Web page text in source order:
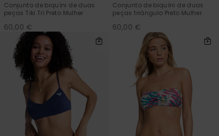
Conjunto de biquíni de duas
peças Tiki Tri Preto Mulher
60,00 €
Conjunto de biquíni de duas
peças triângulo Preto Mulher
60,00 €